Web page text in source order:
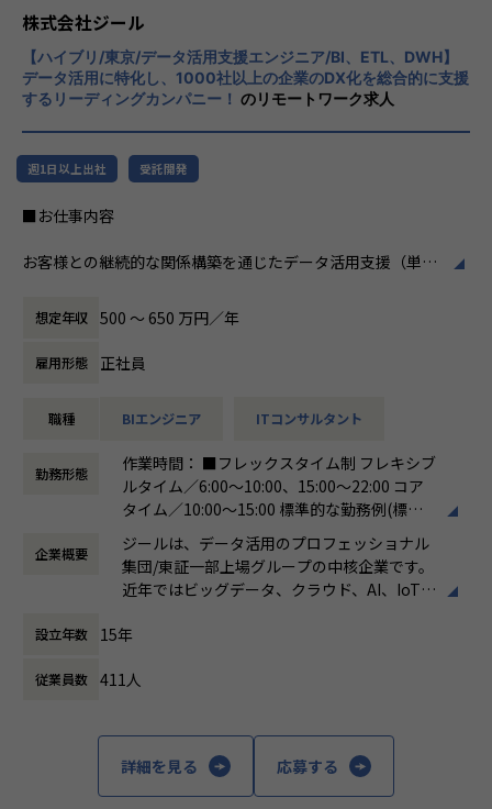
・顧客と「共に事業を創る」経験ができる
-単発案件ではなく、中長期視点で顧客のビジネス成長に
関与できます。
・大手企業の意思決定層と直接対峙できる
・裁量の大きいアカウント経営に近い役割
で関われます。
-データ領域の専門開発は不要。PM・ビジネス視点を活か
・セカンドキャリアとしてのフィット
-ラインマネジメント経験を活かしつつ、再び顧客最前線で
価値発揮が可能です。
■組織紹介（アカウントマネジメント室について）
ライズ企業）に対して、中長期的なビジネス価値創出を担う
単なるプロジェクト遂行に留まらず、顧客の経営・事業課題
に深く入り込み、「共に事業を創るパートナー」として伴走
します。
営業・データエンジニア・コンサルタントと密に連携しなが
ることがミッションです。
略立案・実行をリードします。
ズに応えるため、私たちは「プロフェッショ
ナルサービスの大衆化」をミッションとして
掲げております。高い専門性を持った技術
力、深い経験から得られた多様性のある高度
な分析力をハイクオリティ＆ローコストで提
供することで、企業の競争優位確保に貢献す
ることを私たちは使命としております。
員全員が燃える会社」を目指しています。理
展する企業です。そして、社員全員が燃え続
ます。お客様に対する長期的な貢献を果たす
株式会社ジール
【ハイブリ/東京/データ活用支援エンジニア/BI、ETL、DWH】
データ活用に特化し、1000社以上の企業のDX化を総合的に支援
するリーディングカンパニー！ のリモートワーク求人
週1日以上出社 受託開発
■お仕事内容
お客様との継続的な関係構築を通じたデータ活用支援（単発
具体的な業務内容は以下のとおりです。
●顧客の業務理解を深め、課題に対するデータ活用の提案・
実行
●DOMOを含む、データ統合基盤に関わる各種製品・サービ
画面（ダッシュボードやレポート、帳票など）作成
●PowerPoint等を用いた提案資料の作成とプレゼンテーシ
●ベンダーとのアライアンス活動（資格取得やイベント参加
など）
・クラウド型BIプラットフォーム。データの収集から蓄積、
・BuzzというコミュケーションツールやAppsというライト
【組織の特徴・魅力】
・「真のデータドリブンコンサルティング」を体現すべく、
お客様の真のパートナーになることを目標としています。
想定年収 500 〜 650 万円／年
雇用形態 正社員
職種 BIエンジニア ITコンサルタント
勤務形態
作業時間： ■フレックスタイム制 フレキシブ
ルタイム／6:00～10:00、15:00～22:00 コア
タイム／10:00～15:00 標準的な勤務例(標準
労働時間)／9:00～18:00
働き方：フレックス制（コアタイムあり）
時間外労働の有無： 有（月平均19時間）
休憩時間： 60分
企業概要
ジールは、データ活用のプロフェッショナル
集団/東証一部上場グループの中核企業です。
近年ではビッグデータ、クラウド、AI、IoTを
する立場にスコープを拡張しています。
顧客の大半は大手企業となっており、30年以
■Mission：専門性と技術力、高度な分析ノ
設立年数 15年
従業員数 411人
詳細を見る 応募する